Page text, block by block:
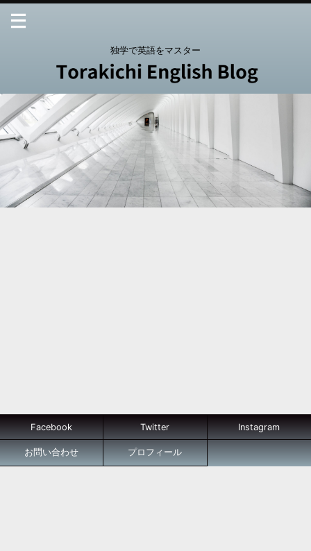
独学で英語をマスター
Facebook Twitter Instagram
お問い合わせ プロフィール